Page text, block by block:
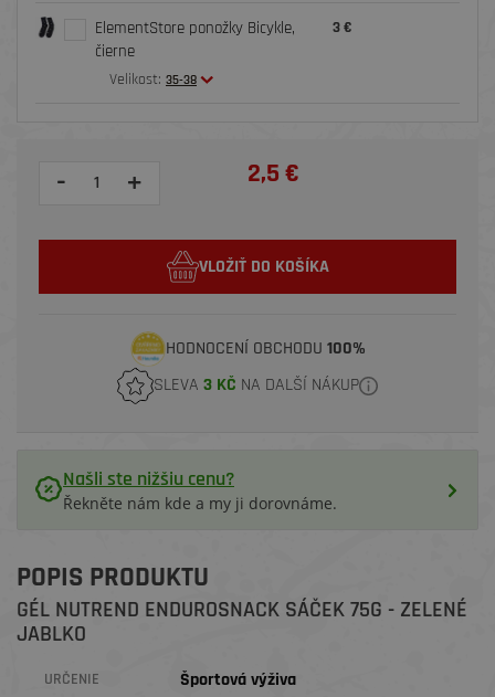
ElementStore ponožky Bicykle,
čierne
Velikost: 35-38
3 €
- + 2,5 €
VLOŽIŤ DO KOŠÍKA
HODNOCENÍ OBCHODU 100%
SLEVA 3 KČ NA DALŠÍ NÁKUP
Našli ste nižšiu cenu?
Řekněte nám kde a my ji dorovnáme.
POPIS PRODUKTU
GÉL NUTREND ENDUROSNACK SÁČEK 75G - ZELENÉ
JABLKO
URČENIE Športová výživa